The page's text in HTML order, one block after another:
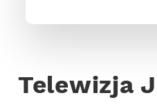
Telewizja